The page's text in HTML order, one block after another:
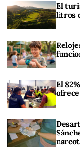
El
litros
El